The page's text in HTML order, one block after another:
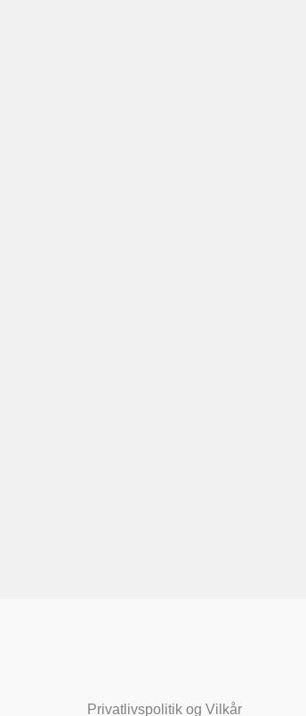
Privatlivspolitik og Vilkår